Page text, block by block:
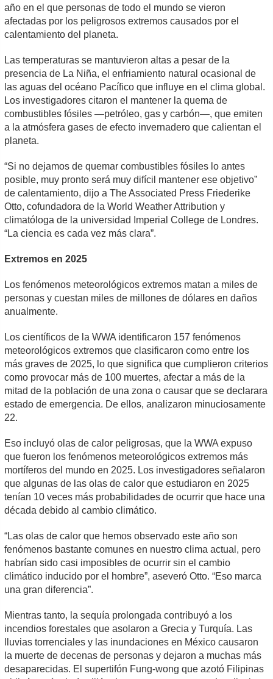
año en el que personas de todo el mundo se vieron
afectadas por los peligrosos extremos causados por el
calentamiento del planeta.
Las temperaturas se mantuvieron altas a pesar de la
presencia de La Niña, el enfriamiento natural ocasional de
las aguas del océano Pacífico que influye en el clima global.
Los investigadores citaron el mantener la quema de
combustibles fósiles —petróleo, gas y carbón—, que emiten
a la atmósfera gases de efecto invernadero que calientan el
planeta.
“Si no dejamos de quemar combustibles fósiles lo antes
posible, muy pronto será muy difícil mantener ese objetivo”
de calentamiento, dijo a The Associated Press Friederike
Otto, cofundadora de la World Weather Attribution y
climatóloga de la universidad Imperial College de Londres.
“La ciencia es cada vez más clara”.
Extremos en 2025
Los fenómenos meteorológicos extremos matan a miles de
personas y cuestan miles de millones de dólares en daños
anualmente.
Los científicos de la WWA identificaron 157 fenómenos
meteorológicos extremos que clasificaron como entre los
más graves de 2025, lo que significa que cumplieron criterios
como provocar más de 100 muertes, afectar a más de la
mitad de la población de una zona o causar que se declarara
estado de emergencia. De ellos, analizaron minuciosamente
22.
Eso incluyó olas de calor peligrosas, que la WWA expuso
que fueron los fenómenos meteorológicos extremos más
mortíferos del mundo en 2025. Los investigadores señalaron
que algunas de las olas de calor que estudiaron en 2025
tenían 10 veces más probabilidades de ocurrir que hace una
década debido al cambio climático.
“Las olas de calor que hemos observado este año son
fenómenos bastante comunes en nuestro clima actual, pero
habrían sido casi imposibles de ocurrir sin el cambio
climático inducido por el hombre”, aseveró Otto. “Eso marca
una gran diferencia”.
Mientras tanto, la sequía prolongada contribuyó a los
incendios forestales que asolaron a Grecia y Turquía. Las
lluvias torrenciales y las inundaciones en México causaron
la muerte de decenas de personas y dejaron a muchas más
desaparecidas. El supertifón Fung-wong que azotó Filipinas